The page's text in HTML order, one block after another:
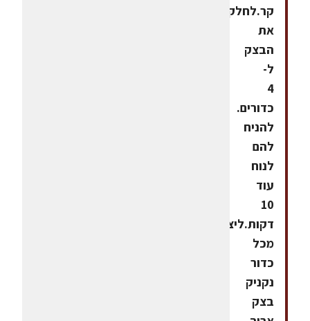
קר.לחלק
את
הבצק
ל-
4
כדורים.
להניח
להם
לנוח
עוד
10
דקות.ליצור
מכל
כדור
נקניק
בצק